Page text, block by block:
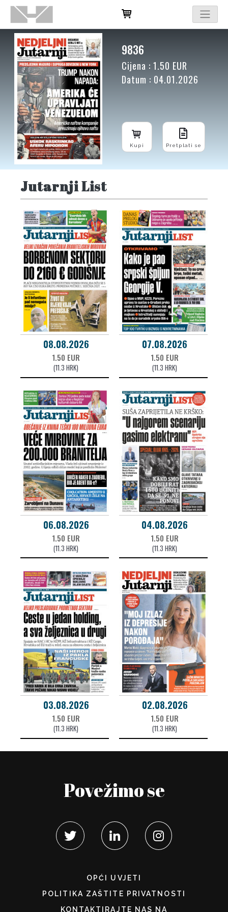
9836
Cijena : 1.50 EUR
Datum : 04.01.2026
Kupi Pretplati se
Jutarnji List
08.08.2026
1.50 EUR
(11.3 HRK)
07.08.2026
1.50 EUR
(11.3 HRK)
06.08.2026
1.50 EUR
(11.3 HRK)
04.08.2026
1.50 EUR
(11.3 HRK)
03.08.2026
1.50 EUR
(11.3 HRK)
02.08.2026
1.50 EUR
(11.3 HRK)
Povežimo se
OPĆI UVJETI
POLITIKA ZAŠTITE PRIVATNOSTI
KONTAKTIRAJTE NAS NA